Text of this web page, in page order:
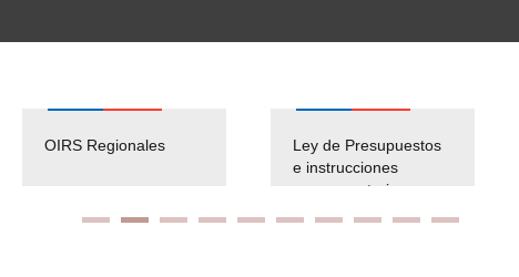
OIRS Regionales
Ley de Presupuestos
e instrucciones
presuspuetarias